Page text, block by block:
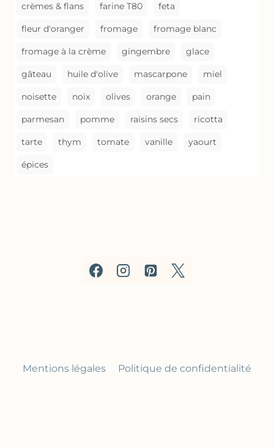
crèmes & flans farine T80 feta
fleur d'oranger fromage fromage blanc
fromage à la crème gingembre glace
gâteau huile d'olive mascarpone miel
noisette noix olives orange pain
parmesan pomme raisins secs ricotta
tarte thym tomate vanille yaourt
épices
Mentions légales Politique de confidentialité